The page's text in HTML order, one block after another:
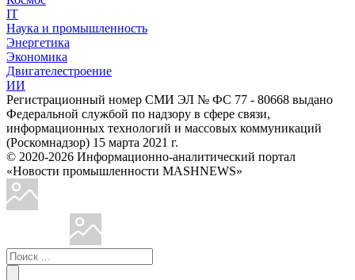
IT
Наука и промышленность
Энергетика
Экономика
Двигателестроение
ИИ
Регистрационный номер СМИ ЭЛ № ФС 77 - 80668 выдано
Федеральной службой по надзору в сфере связи,
информационных технологий и массовых коммуникаций
(Роскомнадзор) 15 марта 2021 г.
© 2020-2026 Информационно-аналитический портал
«Новости промышленности MASHNEWS»